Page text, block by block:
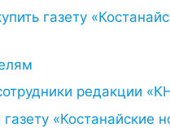
газету
редакции
«Костанайские